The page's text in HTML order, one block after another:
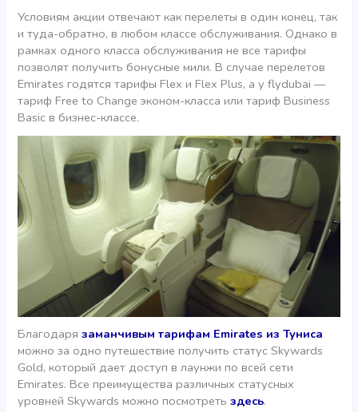
Условиям акции отвечают как перелеты в один конец, так
и туда-обратно, в любом классе обслуживания. Однако в
рамках одного класса обслуживания не все тарифы
позволят получить бонусные мили. В случае перелетов
Emirates годятся тарифы Flex и Flex Plus, а у flydubai —
тариф Free to Change эконом-класса или тариф Business
Basic в бизнес-классе.
Благодарязаманчивым тарифам Emirates из Туниса
можно за одно путешествие получить статус Skywards
Gold, который дает доступ в лаунжи по всей сети
Emirates. Все преимущества различных статусных
уровней Skywards можно посмотретьздесь.